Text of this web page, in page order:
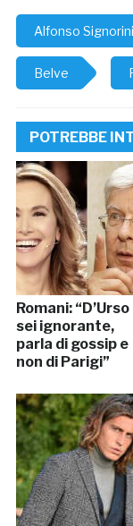
Alfonso Signorini
Belve
POTREBBE
Romani: “D’Urso
sei ignorante,
parla di gossip e
non di Parigi”